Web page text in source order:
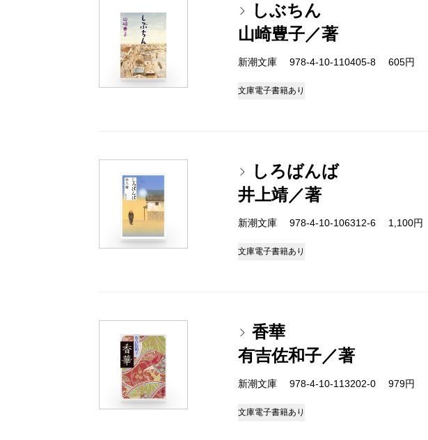
しぶちん
山崎豊子／著
新潮文庫 978-4-10-110405-8 605円
文庫電子書籍あり
しろばんば
井上靖／著
新潮文庫 978-4-10-106312-6 1,100円
文庫電子書籍あり
香華
有吉佐和子／著
新潮文庫 978-4-10-113202-0 979円
文庫電子書籍あり